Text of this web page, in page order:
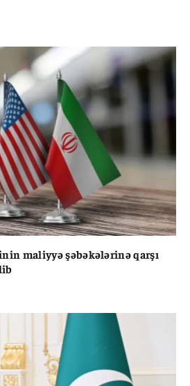
maliyyə şəbəkələrinə qarşı